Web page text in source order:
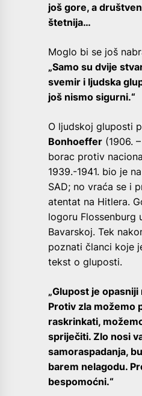
još gore, a
štetnija…
Moglo bi se još
„Samo su dvije
svemir i ljudska
još nismo sigurni.“
O ljudskoj gluposti
Bonhoeffer (1906.
borac protiv
1939.-1941. bio je
SAD; no vraća se i
atentat na Hitlera.
logoru Flossenburg
Bavarskoj. Tek
poznati članci koje
tekst o gluposti.
„Glupost je
Protiv zla možemo
raskrinkati,
spriječiti. Zlo nosi
samoraspadanja,
barem nelagodu.
bespomoćni.“